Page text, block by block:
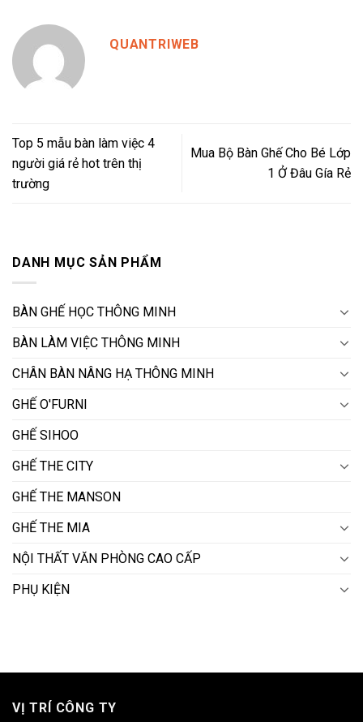
QUANTRIWEB
Top 5 mẫu bàn làm việc 4
người giá rẻ hot trên thị
trường
Mua Bộ Bàn Ghế Cho Bé Lớp
1 Ở Đâu Gía Rẻ
DANH MỤC SẢN PHẨM
BÀN GHẾ HỌC THÔNG MINH
BÀN LÀM VIỆC THÔNG MINH
CHÂN BÀN NÂNG HẠ THÔNG MINH
GHẾ O'FURNI
GHẾ SIHOO
GHẾ THE CITY
GHẾ THE MANSON
GHẾ THE MIA
NỘI THẤT VĂN PHÒNG CAO CẤP
PHỤ KIỆN
VỊ TRÍ CÔNG TY